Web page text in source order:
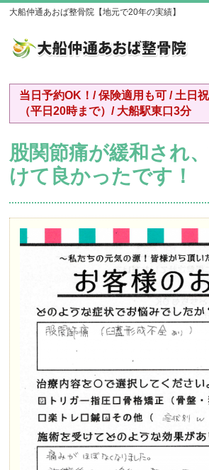
大船仲通あおば整骨院【地元で20年の実績】
当日予約OK！/ 保険適用も可 / 土日
（平日20時まで）/ 大船駅東口3分
股関節痛が緩和され
けて良かったです！